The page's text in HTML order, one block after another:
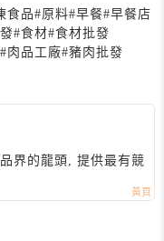
食品#原料#早餐#早餐店
#食材#食材批發
#肉品工廠#豬肉批發
界的龍頭, 提供最有競